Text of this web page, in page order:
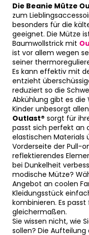
Die Beanie Mütze
zum
besonders für die
geeignet. Die Mütze
Baumwollstrick mit
ist vor allem wegen
seiner
Es kann effektiv mit
entzieht
reduziert so die
Abkühlung gibt es die
Kinder unbesorgt
Outlast® sorgt für
passt sich perfekt an
elastischen Materials
Vorderseite der Pull-
reflektierendes
bei Dunkelheit
modische Mütze?
Angebot an coolen
Kleidungsstück
kombinieren. Es
gleichermaßen.
Sie wissen nicht, wie
sollen? Die